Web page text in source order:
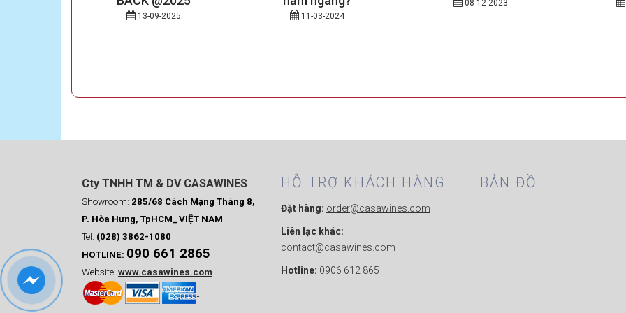
13-09-2025 11-03-2024
08-12-2023
Cty TNHH TM & DV CASAWINES
Showroom: 285/68 Cách Mạng Tháng 8,
P. Hòa Hưng, TpHCM_ VIỆT NAM
Tel: (028) 3862-1080
HOTLINE: 090 661 2865
Website: www.casawines.com
HỖ TRỢ KHÁCH HÀNG
Đặt hàng: order@casawines.com
Liên lạc khác:
contact@casawines.com
Hotline: 0906 612 865
BẢN ĐỒ